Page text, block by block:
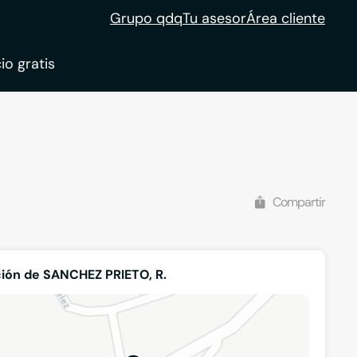
Grupo qdqTu asesorÁrea cliente
gratis
Compartir
de SANCHEZ PRIETO, R.